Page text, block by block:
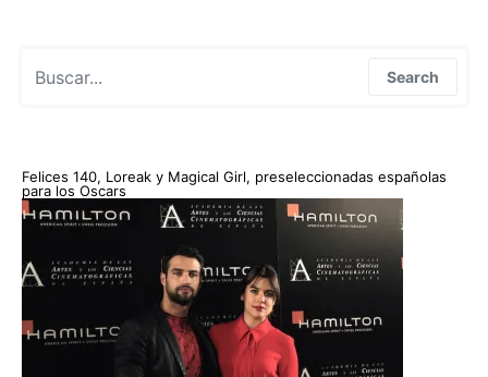
Search
Felices 140, Loreak y Magical Girl, preseleccionadas españolas
para los Oscars